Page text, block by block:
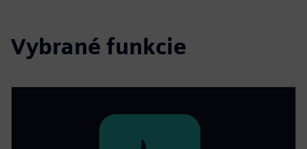
Vybrané funkcie